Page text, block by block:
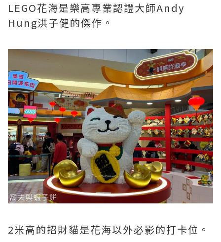
LEGO花海是樂高專業認證大師Andy
Hung洪子健的傑作。
2米高的招財貓是花海以外必影的打卡位。